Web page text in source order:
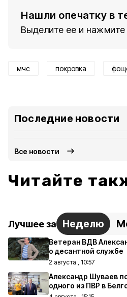
Нашли опечатку в
Выделите ее и нажмите
мчс покровка
Последние новости
Все новости
Читайте
Лучшее за Неделю
Ветеран ВДВ
о десантной службе
2 августа , 10:57
Александр Шуваев
одного из ПВР в